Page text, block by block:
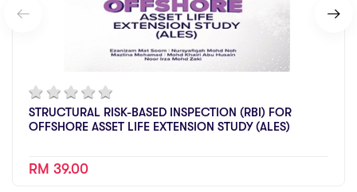
STRUCTURAL RISK-BASED INSPECTION (RBI) FOR
OFFSHORE ASSET LIFE EXTENSION STUDY (ALES)
RM 39.00